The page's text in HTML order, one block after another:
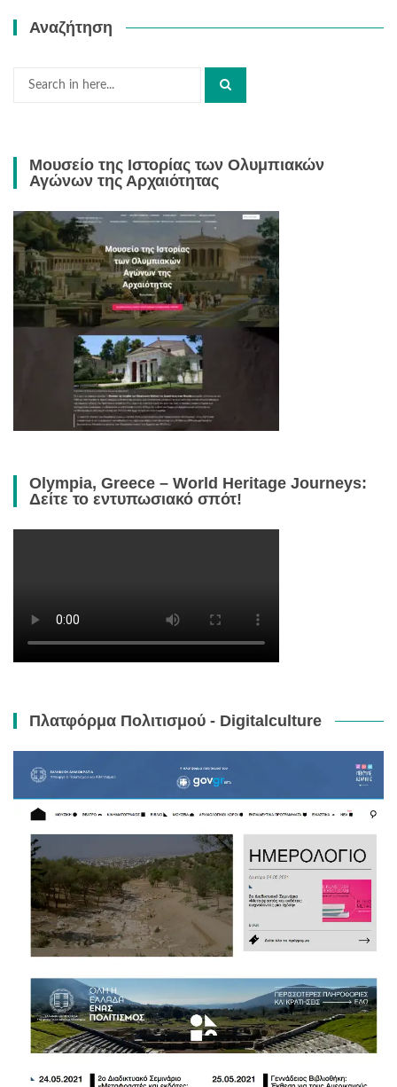
Αναζήτηση
Search
Μουσείο της Ιστορίας των Ολυμπιακών
Αγώνων της Αρχαιότητας
Olympia, Greece – World Heritage Journeys:
Δείτε το εντυπωσιακό σπότ!
Πλατφόρμα Πολιτισμού - Digitalculture